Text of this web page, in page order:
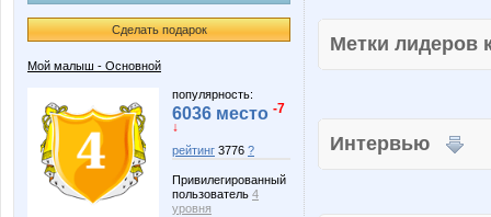
Сделать подарок
Мой малыш - Основной
популярность:
6036 место -7
↓
рейтинг 3776 ?
Привилегированный
пользователь 4
уровня
Метки
Интервью